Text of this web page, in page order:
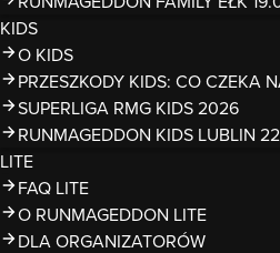
KIDS
O KIDS
PRZESZKODY KIDS: CO CZEKA
SUPERLIGA RMG KIDS 2026
RUNMAGEDDON KIDS LUBLIN
LITE
FAQ LITE
O RUNMAGEDDON LITE
DLA ORGANIZATORÓW